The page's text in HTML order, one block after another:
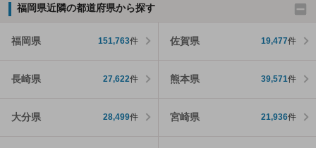
福岡県近隣の都道府県から探す
福岡県 151,763件 佐賀県 19,477件
長崎県 27,622件 熊本県 39,571件
大分県 28,499件 宮崎県 21,936件